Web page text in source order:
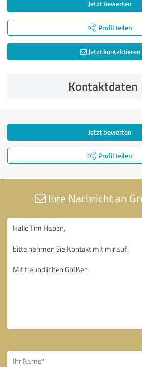
Jetzt bewerten
Profil teilen
Jetzt kontaktieren
Kontaktdaten
Jetzt bewerten
Profil teilen
Ihre Nachricht an